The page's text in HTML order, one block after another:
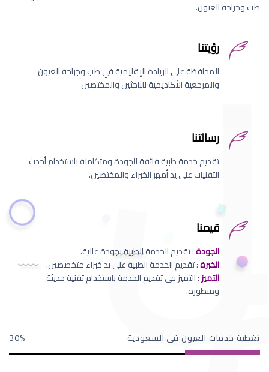
طب وجراحة العيون.
رؤيتنا
المحافظة على الريادة الإقليمية في طب وجراحة العيون
والمرجعية الأكاديمية للباحثين والمختصين
رسالتنا
تقديم خدمة طبية فائقة الجودة ومتكاملة باستخدام أحدث
التقنيات على يد أمهر الخبراء والمختصين.
قيمنا
الجودة: تقديم الخدمة الطبية بجودة عالية.
الخبرة: تقديم الخدمة الطبية على يد خبراء متخصصين.
التميز: التميز في تقديم الخدمة باستخدام تقنية حديثة
ومتطورة.
تغطية خدمات العيون في السعودية 30